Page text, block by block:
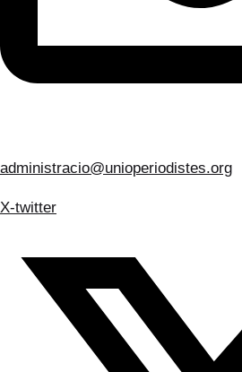
administracio@unioperiodistes.org
X-twitter